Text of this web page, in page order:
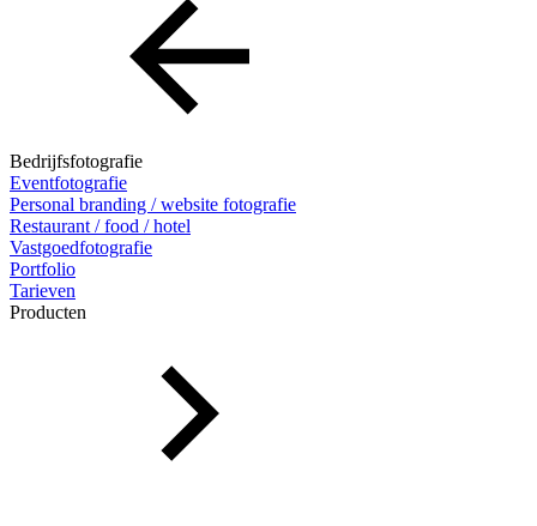
Bedrijfsfotografie
Eventfotografie
Personal branding / website fotografie
Restaurant / food / hotel
Vastgoedfotografie
Portfolio
Tarieven
Producten